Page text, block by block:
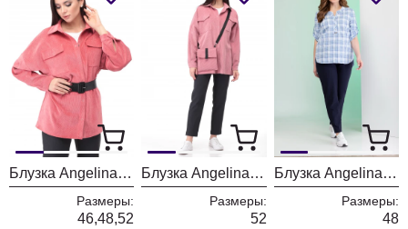
Блузка Angelina & Company 474к коралл
Размеры:
46,48,52
Блузка Angelina & Company 474р розовый
Размеры:
52
Блузка Angelina & Company 382 голубая клетка
Размеры:
48